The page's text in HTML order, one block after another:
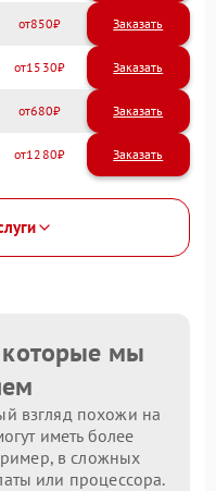
850
1530
680
1280
мы
взгляд похожи на
иметь более
в сложных
или процессора.